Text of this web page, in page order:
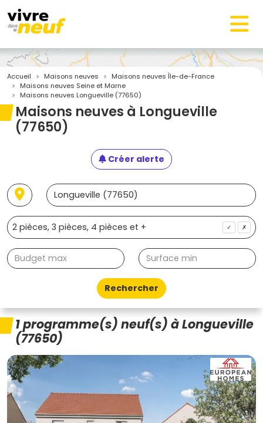
Accueil Maisons neuves
Maisons neuves Île-de-France
Maisons neuves Seine et Marne
Maisons neuves Longueville (77650)
Maisons neuves à Longueville
(77650)
Créer alerte
✓ ✗
Rechercher
1 programme(s) neuf(s) à Longueville
(77650)